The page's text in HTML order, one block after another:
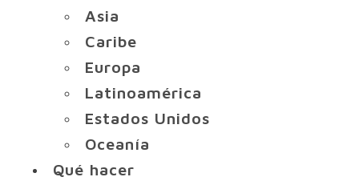
Asia
Caribe
Europa
Latinoamérica
Estados Unidos
Oceanía
Qué hacer